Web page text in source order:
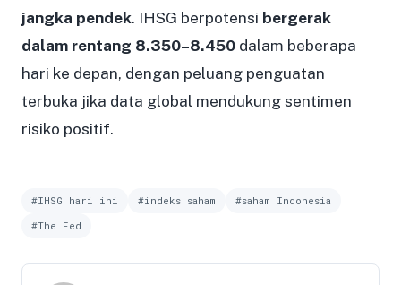
jangka pendek. IHSG berpotensi bergerak
dalam rentang 8.350–8.450 dalam beberapa
hari ke depan, dengan peluang penguatan
terbuka jika data global mendukung sentimen
risiko positif.
#IHSG hari ini #indeks saham
#saham Indonesia
#The Fed